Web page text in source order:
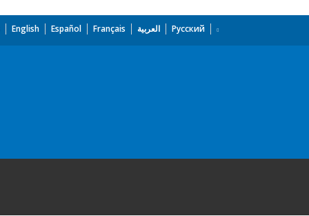
English Español Français العربية Русский